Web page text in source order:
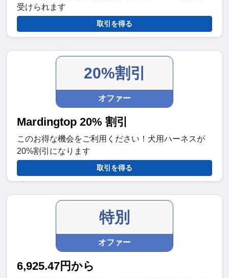
受けられます
取引を得る
20%割引
オファー
Mardingtop 20% 割引
このお得な機会をご利用ください！犬用ハーネスが
20%割引になります
取引を得る
特別
オファー
6,925.47円から